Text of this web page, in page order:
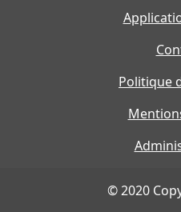
Politique
© 2020